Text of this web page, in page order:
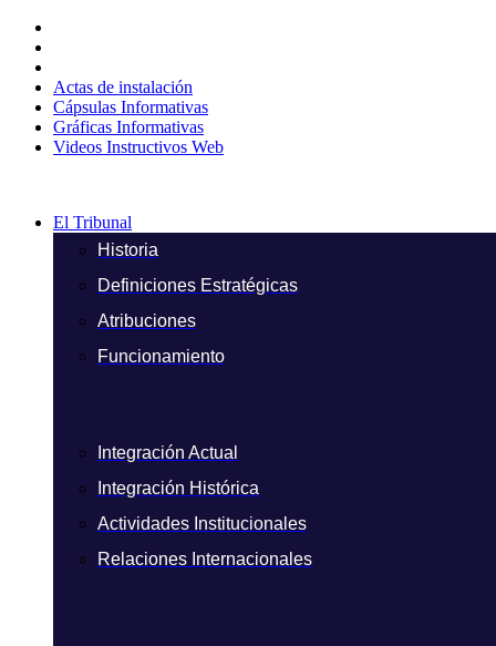
contenido
Actas de instalación
Cápsulas Informativas
Gráficas Informativas
Videos Instructivos Web
El Tribunal
Historia
Definiciones Estratégicas
Atribuciones
Funcionamiento
Integración Actual
Integración Histórica
Actividades Institucionales
Relaciones Internacionales